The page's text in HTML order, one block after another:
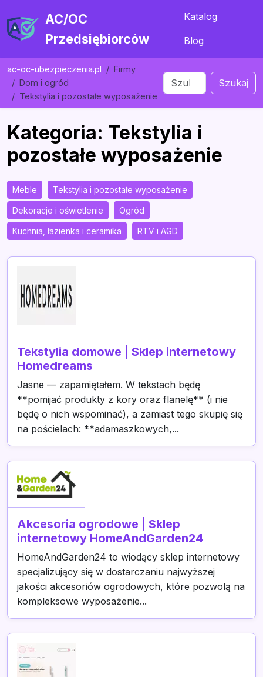
AC/OC
Przedsiębiorców
Katalog
Blog
ac-oc-ubezpieczenia.pl
Firmy
Dom i ogród
Tekstylia i pozostałe wyposażenie
Szukaj
Kategoria: Tekstylia i
pozostałe wyposażenie
Meble Tekstylia i pozostałe wyposażenie
Dekoracje i oświetlenie Ogród
Kuchnia, łazienka i ceramika RTV i AGD
Tekstylia domowe | Sklep internetowy
Homedreams
Jasne — zapamiętałem. W tekstach będę
**pomijać produkty z kory oraz flanelę** (i nie
będę o nich wspominać), a zamiast tego skupię się
na pościelach: **adamaszkowych,...
Akcesoria ogrodowe | Sklep
internetowy HomeAndGarden24
HomeAndGarden24 to wiodący sklep internetowy
specjalizujący się w dostarczaniu najwyższej
jakości akcesoriów ogrodowych, które pozwolą na
kompleksowe wyposażenie...